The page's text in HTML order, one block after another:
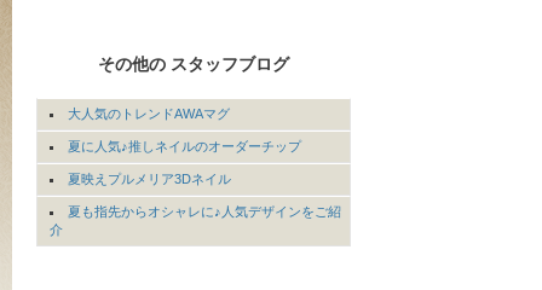
その他の スタッフブログ
大人気のトレンドAWAマグ
夏に人気♪推しネイルのオーダーチップ
夏映えプルメリア3Dネイル
夏も指先からオシャレに♪人気デザインをご紹
介